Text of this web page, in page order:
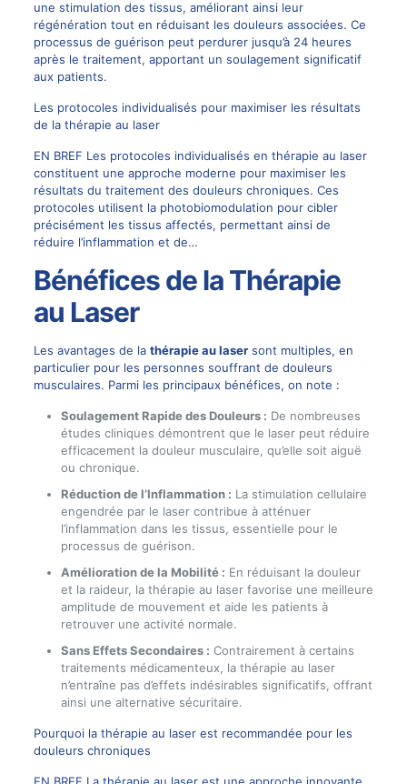
une stimulation des tissus, améliorant ainsi leur
régénération tout en réduisant les douleurs associées. Ce
processus de guérison peut perdurer jusqu’à 24 heures
après le traitement, apportant un soulagement significatif
aux patients.
Les protocoles individualisés pour maximiser les résultats
de la thérapie au laser
EN BREF Les protocoles individualisés en thérapie au laser
constituent une approche moderne pour maximiser les
résultats du traitement des douleurs chroniques. Ces
protocoles utilisent la photobiomodulation pour cibler
précisément les tissus affectés, permettant ainsi de
réduire l’inflammation et de…
Bénéfices de la Thérapie
au Laser
Les avantages de la thérapie au lasersont multiples, en
particulier pour les personnes souffrant de douleurs
musculaires. Parmi les principaux bénéfices, on note :
Soulagement Rapide des Douleurs : De nombreuses
études cliniques démontrent que le laser peut réduire
efficacement la douleur musculaire, qu’elle soit aiguë
ou chronique.
Réduction de l’Inflammation : La stimulation cellulaire
engendrée par le laser contribue à atténuer
l’inflammation dans les tissus, essentielle pour le
processus de guérison.
Amélioration de la Mobilité : En réduisant la douleur
et la raideur, la thérapie au laser favorise une meilleure
amplitude de mouvement et aide les patients à
retrouver une activité normale.
Sans Effets Secondaires : Contrairement à certains
traitements médicamenteux, la thérapie au laser
n’entraîne pas d’effets indésirables significatifs, offrant
ainsi une alternative sécuritaire.
Pourquoi la thérapie au laser est recommandée pour les
douleurs chroniques